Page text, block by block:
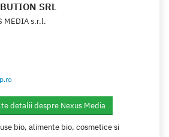
SRL
MEDIA s.r.l.
detalii despre Nexus Media
bio, alimente bio, cosmetice si